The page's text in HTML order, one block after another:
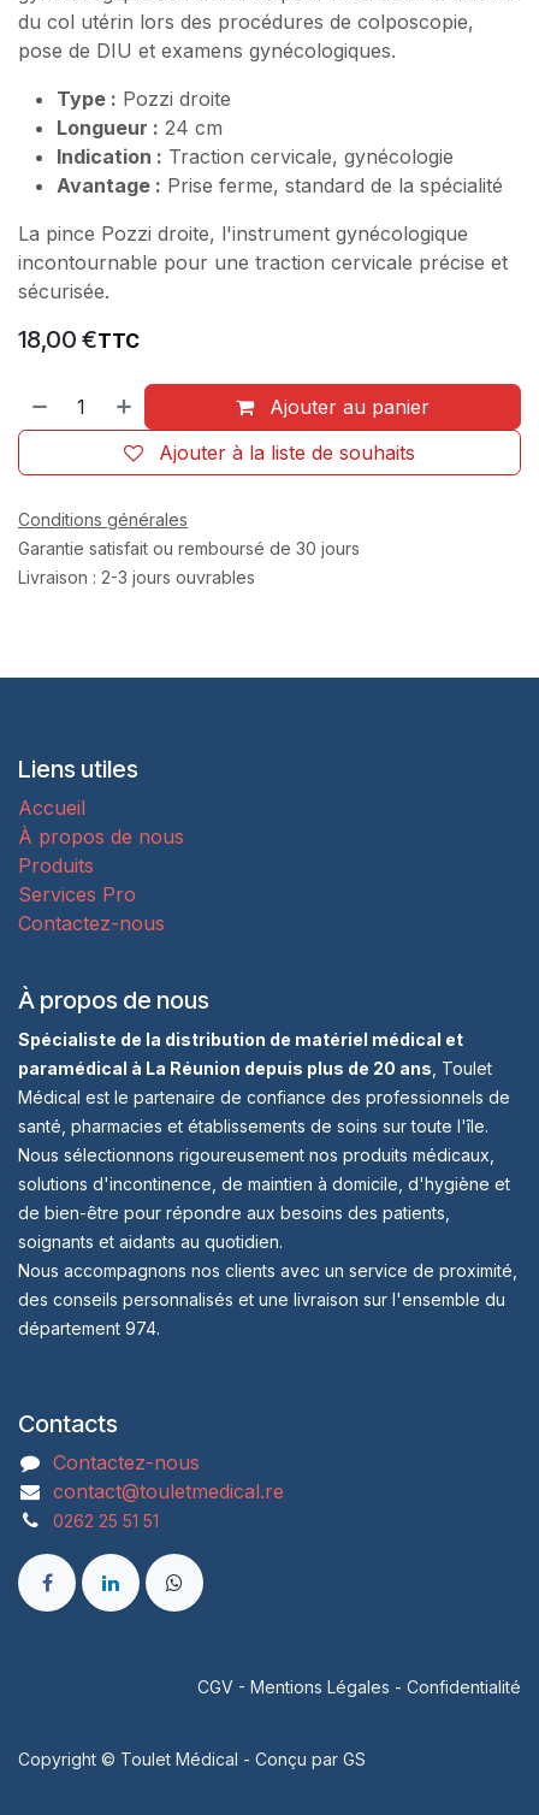
du col utérin lors des procédures de colposcopie,
pose de DIU et examens gynécologiques.
Type : Pozzi droite
Longueur : 24 cm
Indication : Traction cervicale, gynécologie
Avantage : Prise ferme, standard de la spécialité
La pince Pozzi droite, l'instrument gynécologique
incontournable pour une traction cervicale précise et
sécurisée.
18,00 €TTC
Ajouter au panier
Ajouter à la liste de souhaits
Conditions générales
Garantie satisfait ou remboursé de 30 jours
Livraison : 2-3 jours ouvrables
Liens utiles
Accueil
À propos de nous
Produits
Services Pro
Contactez-nous
À propos de nous
Spécialiste de la distribution de matériel médical et
paramédical à La Réunion depuis plus de 20 ans , Toulet
Médical est le partenaire de confiance des professionnels de
santé, pharmacies et établissements de soins sur toute l'île.
Nous sélectionnons rigoureusement nos produits médicaux,
solutions d'incontinence, de maintien à domicile, d'hygiène et
de bien-être pour répondre aux besoins des patients,
soignants et aidants au quotidien.
Nous accompagnons nos clients avec un service de proximité,
des conseils personnalisés et une livraison sur l'ensemble du
département 974.
Contacts
Contactez-nous
contact@touletmedical.re
0262 25 51 51
CGV - Mentions Légales - Confidentialité
Copyright © Toulet Médical - Conçu par GS